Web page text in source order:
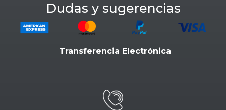
Dudas y sugerencias
Transferencia Electrónica